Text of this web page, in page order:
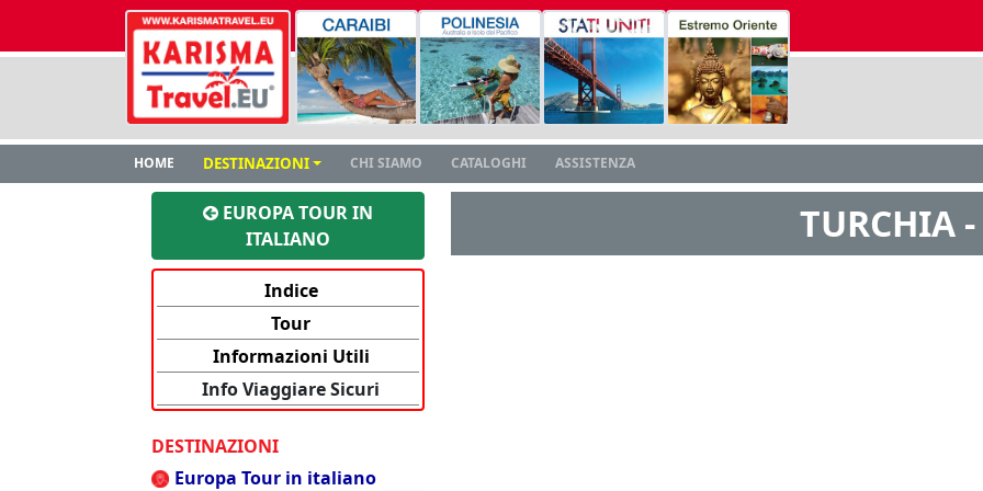
HOME DESTINAZIONI CHI SIAMO CATALOGHI ASSISTENZA
EUROPA TOUR IN
ITALIANO
Indice
Tour
Informazioni Utili
Info Viaggiare Sicuri
DESTINAZIONI
Europa Tour in italiano
TURCHIA -